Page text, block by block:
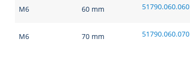
M6 60 mm 51790.060.060
M6 70 mm 51790.060.070